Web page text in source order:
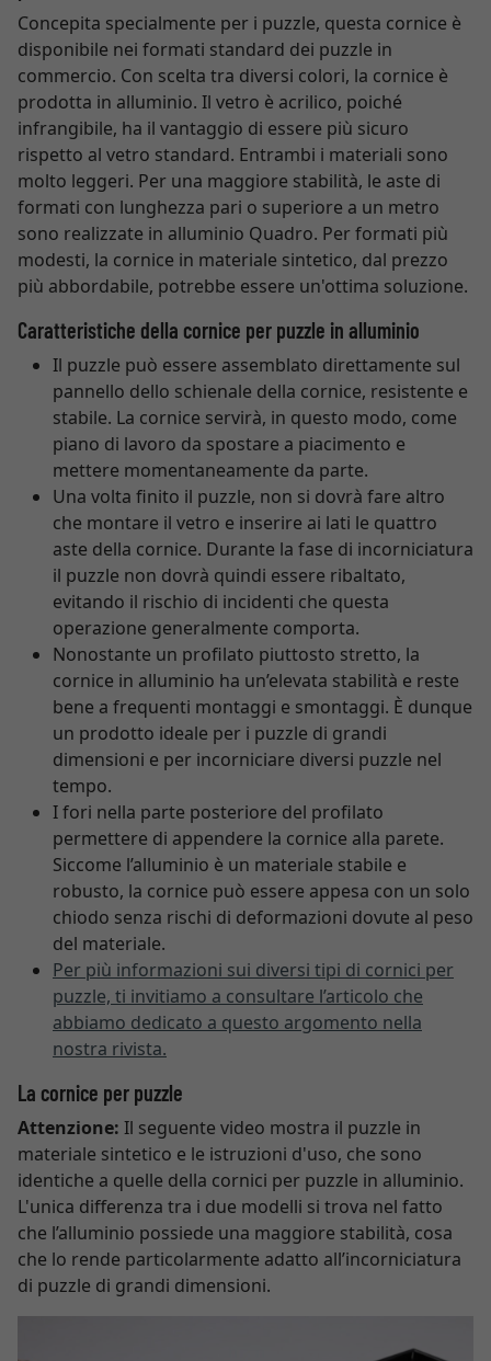
Concepita specialmente per i puzzle, questa cornice è
disponibile nei formati standard dei puzzle in
commercio. Con scelta tra diversi colori, la cornice è
prodotta in alluminio. Il vetro è acrilico, poiché
infrangibile, ha il vantaggio di essere più sicuro
rispetto al vetro standard. Entrambi i materiali sono
molto leggeri. Per una maggiore stabilità, le aste di
formati con lunghezza pari o superiore a un metro
sono realizzate in alluminio Quadro. Per formati più
modesti, la cornice in materiale sintetico, dal prezzo
più abbordabile, potrebbe essere un'ottima soluzione.
Caratteristiche della cornice per puzzle in alluminio
Il puzzle può essere assemblato direttamente sul
pannello dello schienale della cornice, resistente e
stabile. La cornice servirà, in questo modo, come
piano di lavoro da spostare a piacimento e
mettere momentaneamente da parte.
Una volta finito il puzzle, non si dovrà fare altro
che montare il vetro e inserire ai lati le quattro
aste della cornice. Durante la fase di incorniciatura
il puzzle non dovrà quindi essere ribaltato,
evitando il rischio di incidenti che questa
operazione generalmente comporta.
Nonostante un profilato piuttosto stretto, la
cornice in alluminio ha un’elevata stabilità e reste
bene a frequenti montaggi e smontaggi. È dunque
un prodotto ideale per i puzzle di grandi
dimensioni e per incorniciare diversi puzzle nel
tempo.
I fori nella parte posteriore del profilato
permettere di appendere la cornice alla parete.
Siccome l’alluminio è un materiale stabile e
robusto, la cornice può essere appesa con un solo
chiodo senza rischi di deformazioni dovute al peso
del materiale.
Per più informazioni sui diversi tipi di cornici per
puzzle, ti invitiamo a consultare l’articolo che
abbiamo dedicato a questo argomento nella
nostra rivista.
La cornice per puzzle
Attenzione: Il seguente video mostra il puzzle in
materiale sintetico e le istruzioni d'uso, che sono
identiche a quelle della cornici per puzzle in alluminio.
L'unica differenza tra i due modelli si trova nel fatto
che l’alluminio possiede una maggiore stabilità, cosa
che lo rende particolarmente adatto all’incorniciatura
di puzzle di grandi dimensioni.